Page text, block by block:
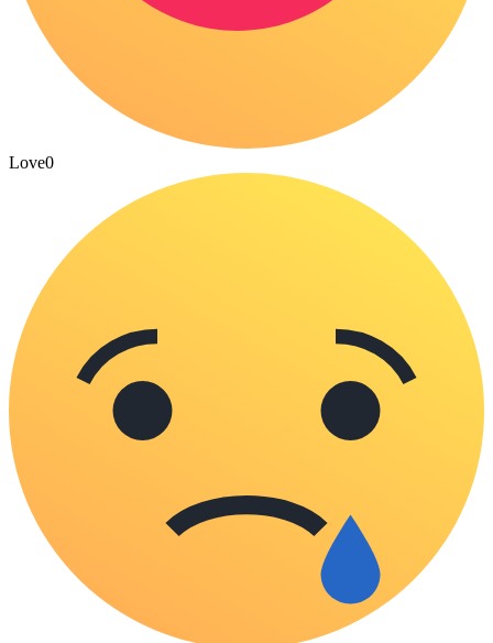
Love0